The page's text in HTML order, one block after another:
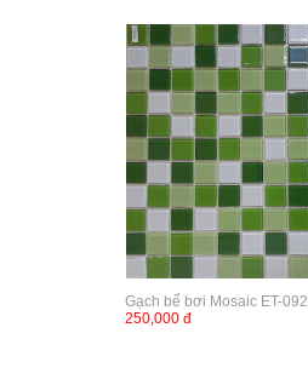
Gạch bể bơi Mosaic ET-092
250,000 đ